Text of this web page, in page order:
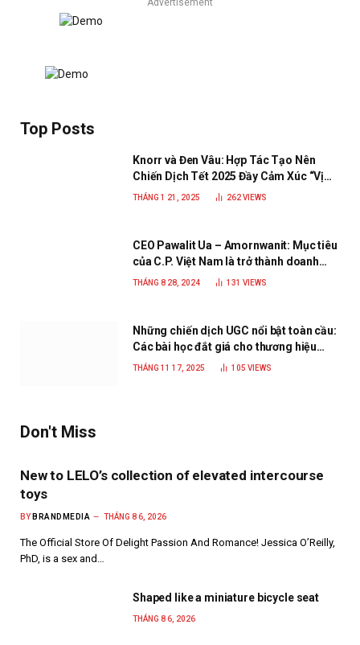
Top Posts
Knorr và Đen Vâu: Hợp Tác Tạo Nên
Chiến Dịch Tết 2025 Đầy Cảm Xúc “Vị
Nhà”
THÁNG 1 21, 2025 262VIEWS
CEO Pawalit Ua – Amornwanit: Mục tiêu
của C.P. Việt Nam là trở thành doanh
nghiệp xanh, phát triển bền vững
THÁNG 8 28, 2024 131 VIEWS
Những chiến dịch UGC nổi bật toàn cầu:
Các bài học đắt giá cho thương hiệu
năm 2025
THÁNG 11 17, 2025 105 VIEWS
Don't Miss
New to LELO’s collection of elevated intercourse
toys
BY BRANDMEDIA THÁNG 8 6, 2026
The Official Store Of Delight Passion And Romance! Jessica O’Reilly,
PhD, is a sex and…
Shaped like a miniature bicycle seat
THÁNG 8 6, 2026